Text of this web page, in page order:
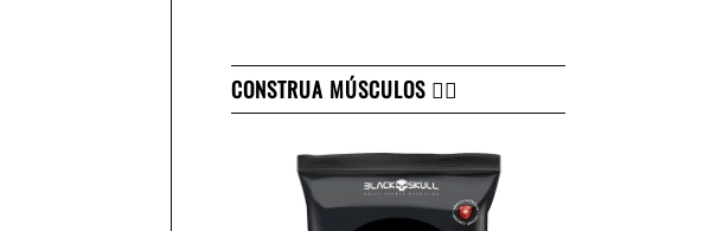
CONSTRUA MÚSCULOS 👇🏻